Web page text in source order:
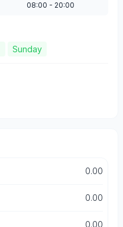
08:00 - 20:00
Sunday
0.00
0.00
0.00